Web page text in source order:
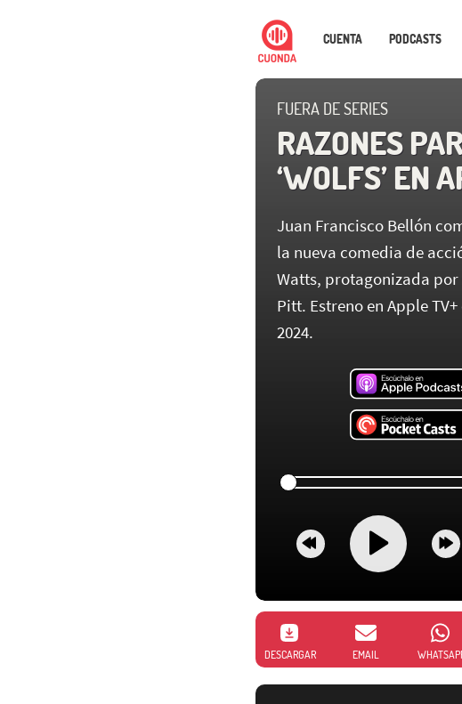
CUENTA PODCASTS
FUERA DE SERIES
RAZONES
‘WOLFS’ EN
Juan Francisco Bellón
la nueva comedia de
Watts, protagonizada por
Pitt. Estreno en Apple
2024.
DESCARGAR EMAIL